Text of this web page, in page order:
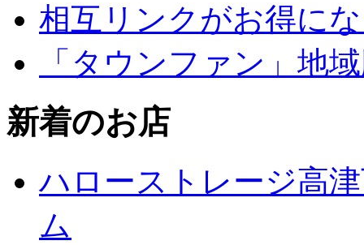
相互リンクがお得に
「タウンファン」地
新着のお店
ハローストレージ高
ム